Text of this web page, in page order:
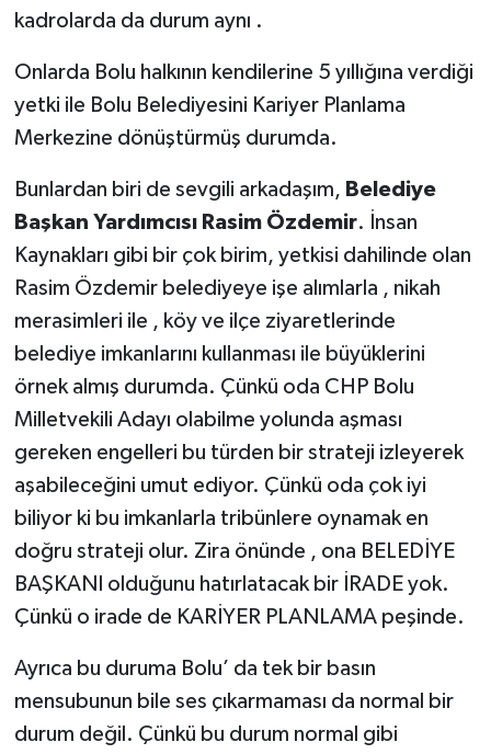
kadrolarda da durum aynı .
Onlarda Bolu halkının kendilerine 5 yıllığına verdiği
yetki ile Bolu Belediyesini Kariyer Planlama
Merkezine dönüştürmüş durumda.
Bunlardan biri de sevgili arkadaşım, Belediye
Başkan Yardımcısı Rasim Özdemir. İnsan
Kaynakları gibi bir çok birim, yetkisi dahilinde olan
Rasim Özdemir belediyeye işe alımlarla , nikah
merasimleri ile , köy ve ilçe ziyaretlerinde
belediye imkanlarını kullanması ile büyüklerini
örnek almış durumda. Çünkü oda CHP Bolu
Milletvekili Adayı olabilme yolunda aşması
gereken engelleri bu türden bir strateji izleyerek
aşabileceğini umut ediyor. Çünkü oda çok iyi
biliyor ki bu imkanlarla tribünlere oynamak en
doğru strateji olur. Zira önünde , ona BELEDİYE
BAŞKANI olduğunu hatırlatacak bir İRADE yok.
Çünkü o irade de KARİYER PLANLAMA peşinde.
Ayrıca bu duruma Bolu’ da tek bir basın
mensubunun bile ses çıkarmaması da normal bir
durum değil. Çünkü bu durum normal gibi